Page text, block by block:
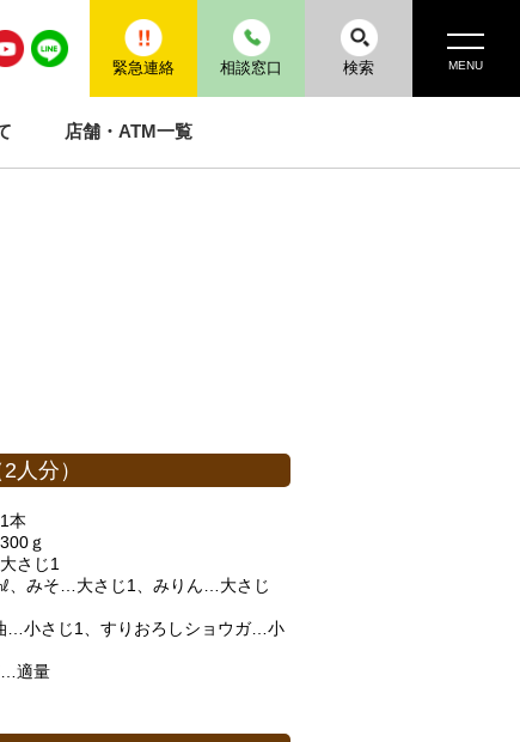
緊急連絡 相談窓口 検索 MENU
店舗・ATM一覧
人分）
本
ｇ
さじ1
みそ…大さじ1、みりん…大さじ
小さじ1、すりおろしショウガ…小
…適量